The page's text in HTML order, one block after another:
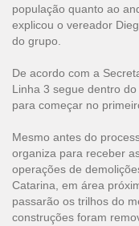
população quanto ao
explicou o vereador
do grupo.
De acordo com a
Linha 3 segue dentro
para começar no
Mesmo antes do
organiza para receber
operações de
Catarina, em área
passarão os trilhos do
construções foram